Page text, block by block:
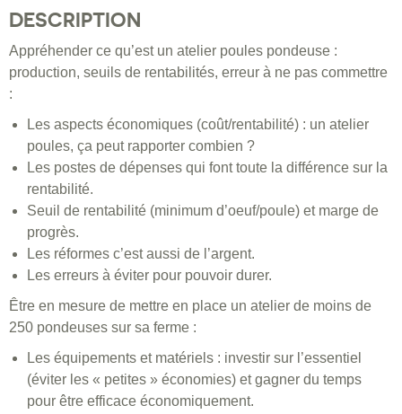
DESCRIPTION
Appréhender ce qu’est un atelier poules pondeuse :
production, seuils de rentabilités, erreur à ne pas commettre
:
Les aspects économiques (coût/rentabilité) : un atelier
poules, ça peut rapporter combien ?
Les postes de dépenses qui font toute la différence sur la
rentabilité.
Seuil de rentabilité (minimum d’oeuf/poule) et marge de
progrès.
Les réformes c’est aussi de l’argent.
Les erreurs à éviter pour pouvoir durer.
Être en mesure de mettre en place un atelier de moins de
250 pondeuses sur sa ferme :
Les équipements et matériels : investir sur l’essentiel
(éviter les « petites » économies) et gagner du temps
pour être efficace économiquement.